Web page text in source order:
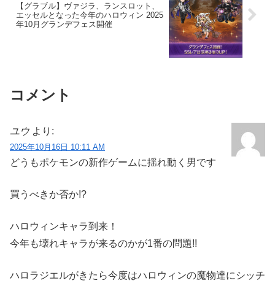
【グラブル】ヴァジラ、ランスロット、
エッセルとなった今年のハロウィン 2025
年10月グランデフェス開催
コメント
ユウ より:
2025年10月16日 10:11 AM
どうもポケモンの新作ゲームに揺れ動く男です
買うべきか否か!?
ハロウィンキャラ到来！
今年も壊れキャラが来るのかが1番の問題!!
ハロラジエルがきたら今度はハロウィンの魔物達にシッチ